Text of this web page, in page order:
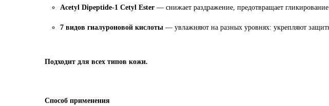
Acetyl Dipeptide-1 Cetyl Ester — снижает раздражение, предотвращает
7 видов гиалуроновой кислоты — увлажняют на разных уровнях: укрепляют
Подходит для всех типов кожи.
Способ применения